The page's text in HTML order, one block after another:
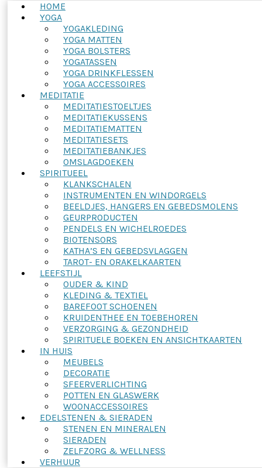
HOME
YOGA
YOGAKLEDING
YOGA MATTEN
YOGA BOLSTERS
YOGATASSEN
YOGA DRINKFLESSEN
YOGA ACCESSOIRES
MEDITATIE
MEDITATIESTOELTJES
MEDITATIEKUSSENS
MEDITATIEMATTEN
MEDITATIESETS
MEDITATIEBANKJES
OMSLAGDOEKEN
SPIRITUEEL
KLANKSCHALEN
INSTRUMENTEN EN WINDORGELS
BEELDJES, HANGERS EN GEBEDSMOLENS
GEURPRODUCTEN
PENDELS EN WICHELROEDES
BIOTENSORS
KATHA’S EN GEBEDSVLAGGEN
TAROT- EN ORAKELKAARTEN
LEEFSTIJL
OUDER & KIND
KLEDING & TEXTIEL
BAREFOOT SCHOENEN
KRUIDENTHEE EN TOEBEHOREN
VERZORGING & GEZONDHEID
SPIRITUELE BOEKEN EN ANSICHTKAARTEN
IN HUIS
MEUBELS
DECORATIE
SFEERVERLICHTING
POTTEN EN GLASWERK
WOONACCESSOIRES
EDELSTENEN & SIERADEN
STENEN EN MINERALEN
SIERADEN
ZELFZORG & WELLNESS
VERHUUR